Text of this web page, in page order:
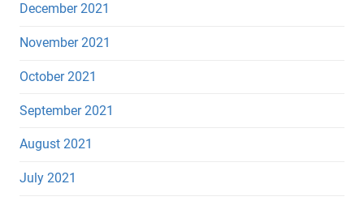
December 2021
November 2021
October 2021
September 2021
August 2021
July 2021